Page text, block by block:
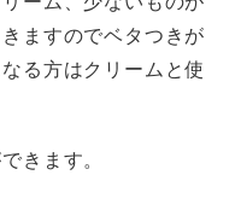
ますのでベタつきが
る方はクリームと使
きます。